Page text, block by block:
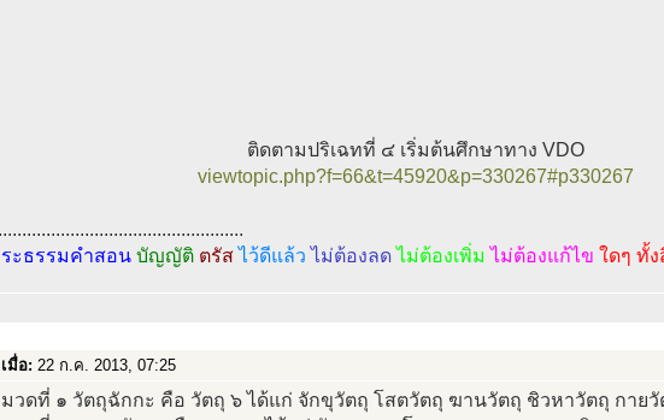
ติดตามปริเฉทที่ ๔ เริ่มต้นศึกษาทาง VDO
viewtopic.php?f=66&t=45920&p=330267#p330267
ะธรรมคำสอน บัญญัติ ตรัสไว้ดีแล้วไม่ต้องลดไม่ต้องเพิ่ม ไม่ต้องแก้ไข ใดๆ ทั้
เมื่อ: 22 ก.ค. 2013, 07:25
วดที่ ๑ วัตถุฉักกะ คือ วัตถุ ๖ ได้แก่ จักขุวัตถุ โสตวัตถุ ฆานวัตถุ ชิวหาวัตถุ กาย